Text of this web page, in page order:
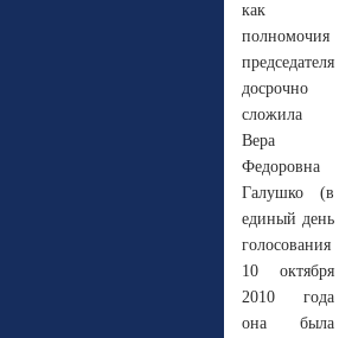
как
полномочия
председателя
досрочно
сложила
Вера
Федоровна
Галушко (в
единый день
голосования
10 октября
2010 года
она была